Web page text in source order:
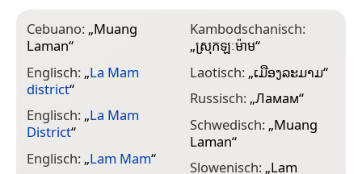
Cebuano: „Muang
Laman“
Englisch: „La Mam
district“
Englisch: „La Mam
District“
Englisch: „Lam Mam“
Kambodschanisch:
„ស្រុកឡៈម៉ាម“
Laotisch: „ເມືອງລະມາມ“
Russisch: „Ламам“
Schwedisch: „Muang
Laman“
Slowenisch: „Lam